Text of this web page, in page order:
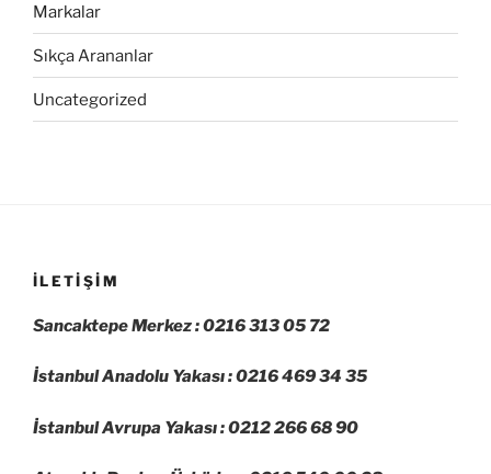
Markalar
Sıkça Arananlar
Uncategorized
İLETIŞIM
Sancaktepe Merkez : 0216 313 05 72
İstanbul Anadolu Yakası : 0216 469 34 35
İstanbul Avrupa Yakası : 0212 266 68 90